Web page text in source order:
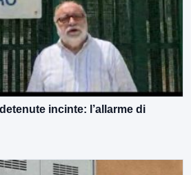
incinte: l’allarme di